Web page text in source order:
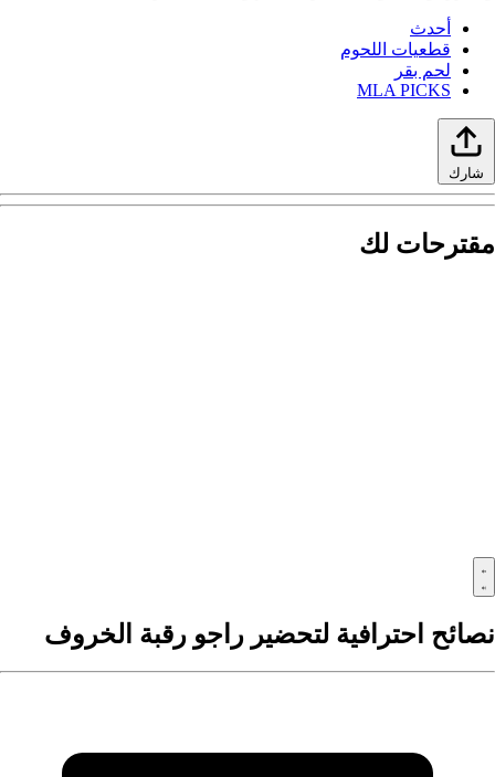
أحدث
قطعيات اللحوم
لحم بقر
MLA PICKS
شارك
لك
احترافية لتحضير راجو رقبة الخروف